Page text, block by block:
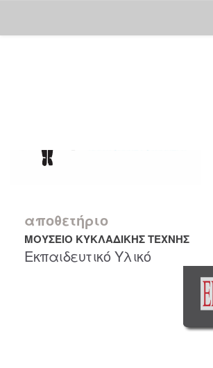
αποθετήριο
ΜΟΥΣΕΙΟ ΚΥΚΛΑΔΙΚΗΣ ΤΕΧΝΗΣ
Εκπαιδευτικό Υλικό